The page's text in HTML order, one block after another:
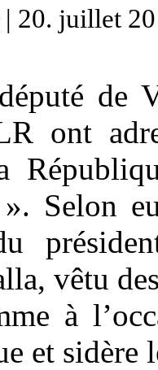
| 20. juillet
de
ont
Selon
vêtu
à
et sidère